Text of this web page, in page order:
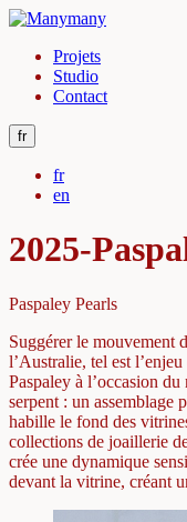
Projets
Studio
Contact
fr
fr
en
2025-
Paspaley Pearls
Suggérer le mouvement
l’Australie, tel est
Paspaley à l’occasion
serpent : un assemblage
habille le fond des
collections de joaillerie
crée une dynamique
devant la vitrine, créant